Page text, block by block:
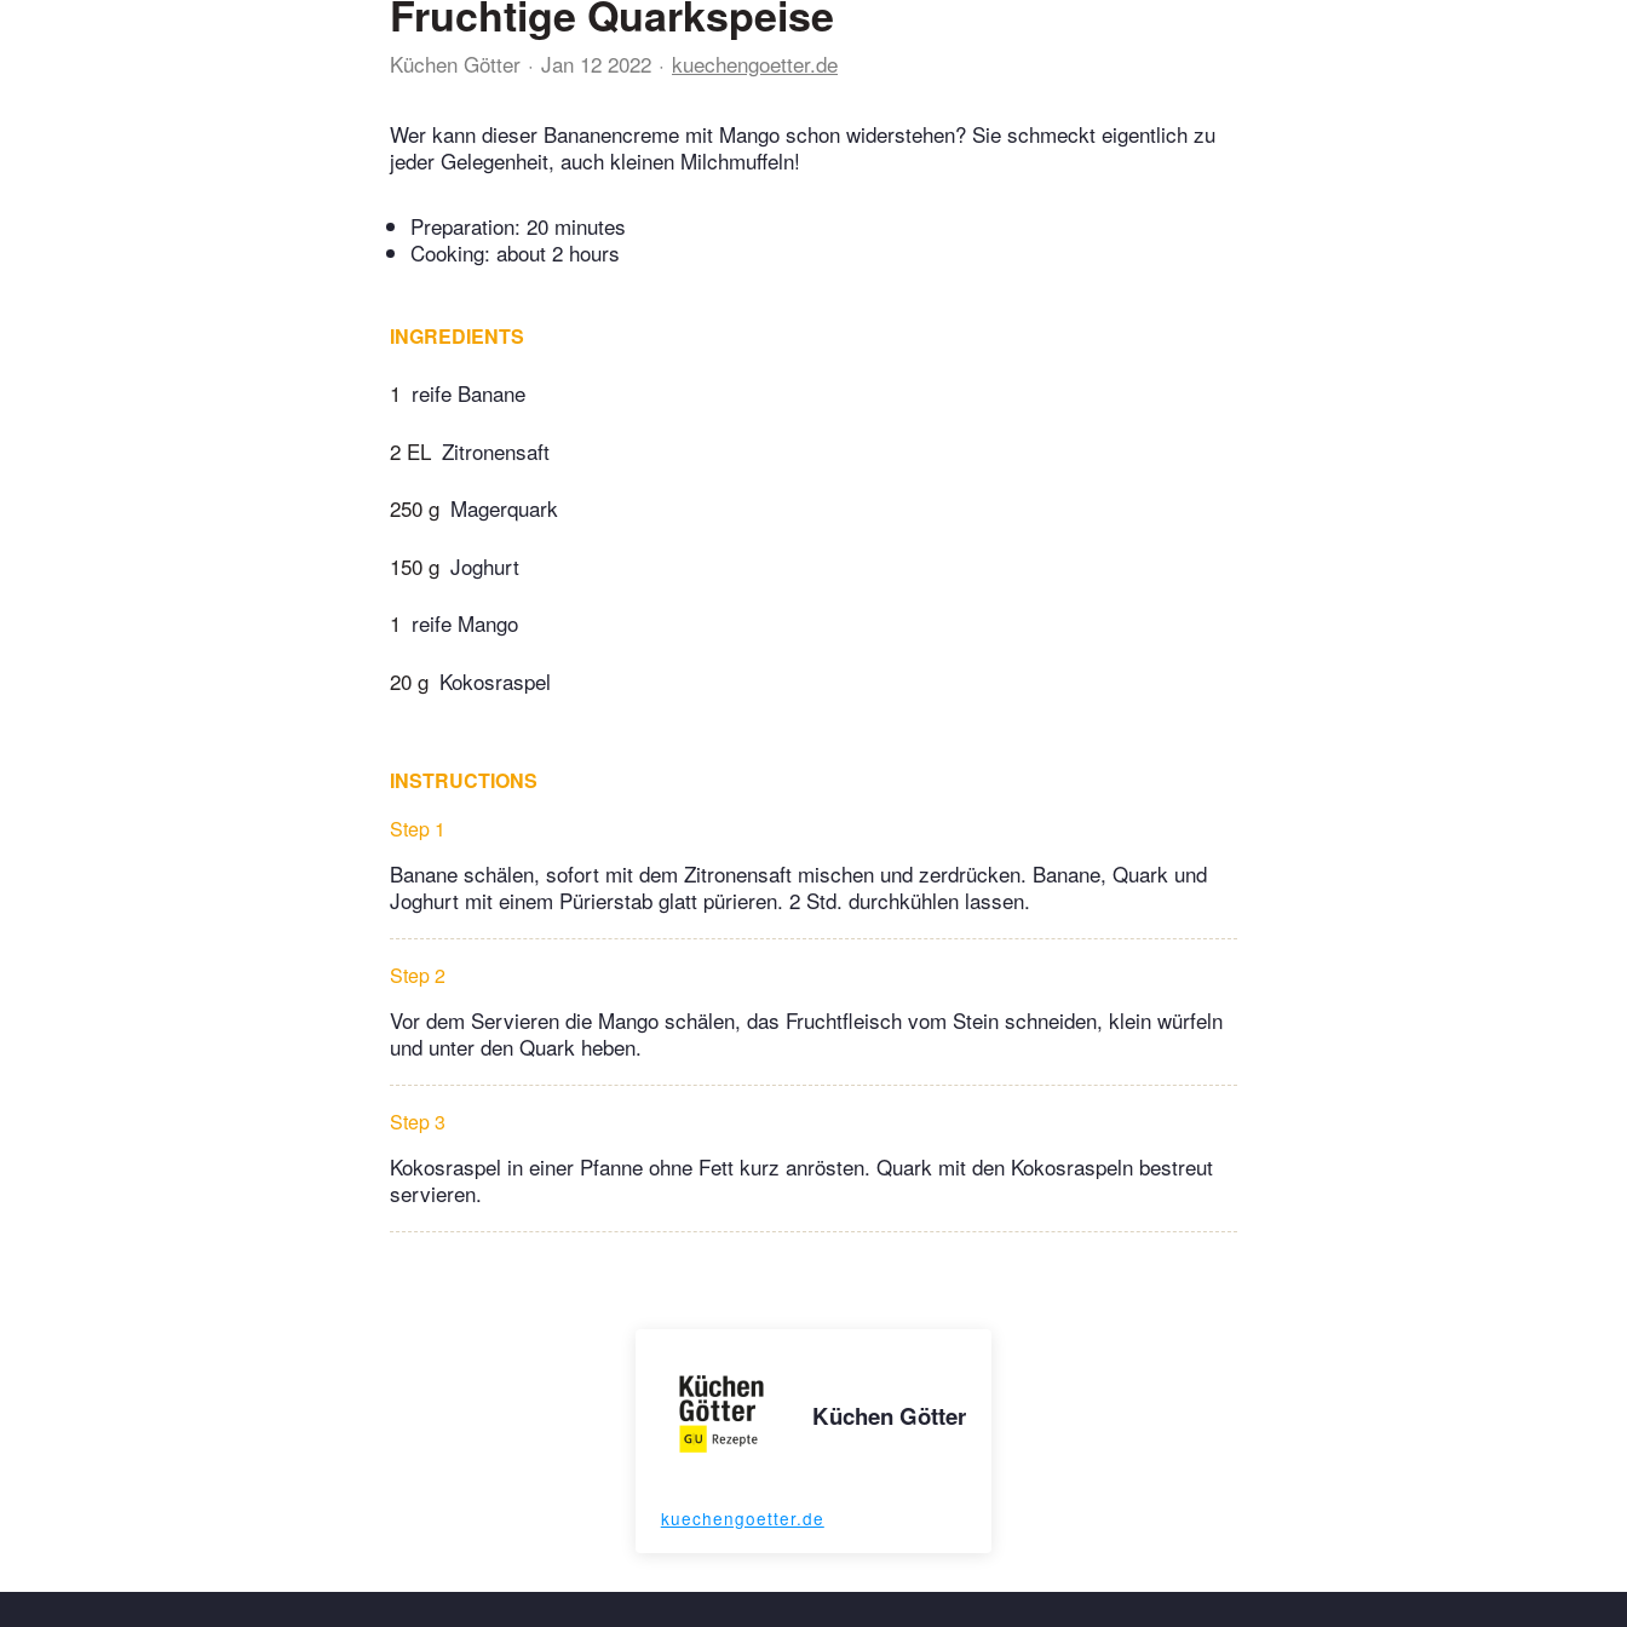
Fruchtige Quarkspeise
Küchen Götter Jan 12 2022 kuechengoetter.de
Wer kann dieser Bananencreme mit Mango schon widerstehen? Sie schmeckt eigentlich zu
jeder Gelegenheit, auch kleinen Milchmuffeln!
Preparation: 20 minutes
Cooking: about 2 hours
INGREDIENTS
1 reife Banane
2 EL Zitronensaft
250 g Magerquark
150 g Joghurt
1 reife Mango
20 g Kokosraspel
INSTRUCTIONS
Step 1
Banane schälen, sofort mit dem Zitronensaft mischen und zerdrücken. Banane, Quark und
Joghurt mit einem Pürierstab glatt pürieren. 2 Std. durchkühlen lassen.
Step 2
Vor dem Servieren die Mango schälen, das Fruchtfleisch vom Stein schneiden, klein würfeln
und unter den Quark heben.
Step 3
Kokosraspel in einer Pfanne ohne Fett kurz anrösten. Quark mit den Kokosraspeln bestreut
servieren.
Küchen Götter
kuechengoetter.de